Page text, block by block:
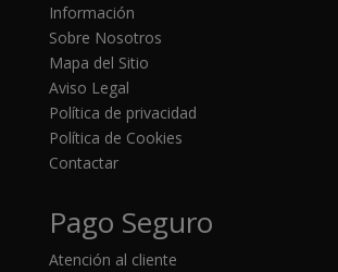
Información
Sobre Nosotros
Mapa del Sitio
Aviso Legal
Política de privacidad
Política de Cookies
Contactar
Pago Seguro
Atención al cliente